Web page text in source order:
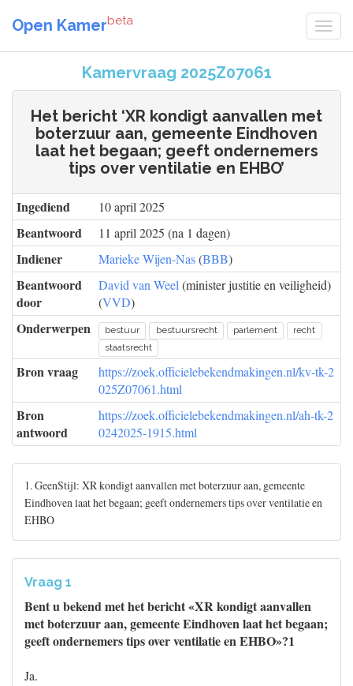
Open Kamerbeta
Kamervraag 2025Z07061
Het bericht ‘XR kondigt aanvallen met
boterzuur aan, gemeente Eindhoven
laat het begaan; geeft ondernemers
tips over ventilatie en EHBO’
Ingediend 10 april 2025
Beantwoord 11 april 2025 (na 1 dagen)
Indiener Marieke Wijen-Nas(BBB)
Beantwoord
door
David van Weel (minister justitie en veiligheid)
(VVD)
Onderwerpen bestuur bestuursrecht parlement
recht
staatsrecht
Bron vraag
https://zoek.officielebekendmakingen.nl/kv-tk-2
025Z07061.html
Bron
antwoord
https://zoek.officielebekendmakingen.nl/ah-tk-2
0242025-1915.html
1. GeenStijl: XR kondigt aanvallen met boterzuur aan, gemeente
Eindhoven laat het begaan; geeft ondernemers tips over ventilatie en
EHBO
Vraag 1
Bent u bekend met het bericht «XR kondigt aanvallen
met boterzuur aan, gemeente Eindhoven laat het begaan;
geeft ondernemers tips over ventilatie en EHBO»?1
Ja.